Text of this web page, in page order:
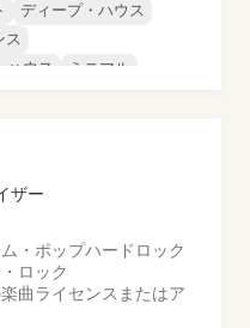
ディープ・ハウス
ス
ハウス
ミニマル
ザー
ム・ポップハードロック
ロック
曲ライセンスまたはア